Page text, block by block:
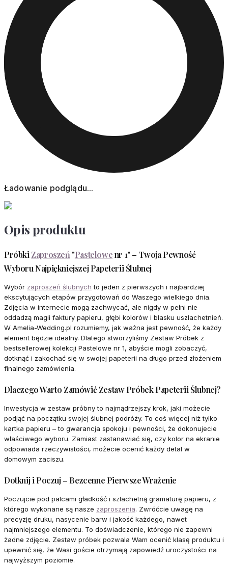
Ładowanie podglądu...
Opis produktu
PróbkiZaproszeń"Pastelowenr 1" – Twoja Pewność
Wyboru Najpiękniejszej Papeterii Ślubnej
Wybór zaproszeń ślubnych to jeden z pierwszych i najbardziej
ekscytujących etapów przygotowań do Waszego wielkiego dnia.
Zdjęcia w internecie mogą zachwycać, ale nigdy w pełni nie
oddadzą magii faktury papieru, głębi kolorów i blasku uszlachetnień.
W Amelia-Wedding.pl rozumiemy, jak ważna jest pewność, że każdy
element będzie idealny. Dlatego stworzyliśmy Zestaw Próbek z
bestsellerowej kolekcji Pastelowe nr 1, abyście mogli zobaczyć,
dotknąć i zakochać się w swojej papeterii na długo przed złożeniem
finalnego zamówienia.
Dlaczego Warto Zamówić Zestaw Próbek Papeterii Ślubnej?
Inwestycja w zestaw próbny to najmądrzejszy krok, jaki możecie
podjąć na początku swojej ślubnej podróży. To coś więcej niż tylko
kartka papieru – to gwarancja spokoju i pewności, że dokonujecie
właściwego wyboru. Zamiast zastanawiać się, czy kolor na ekranie
odpowiada rzeczywistości, możecie ocenić każdy detal w
domowym zaciszu.
Dotknij i Poczuj – Bezcenne Pierwsze Wrażenie
Poczujcie pod palcami gładkość i szlachetną gramaturę papieru, z
którego wykonane są nasze zaproszenia. Zwróćcie uwagę na
precyzję druku, nasycenie barw i jakość każdego, nawet
najmniejszego elementu. To doświadczenie, którego nie zapewni
żadne zdjęcie. Zestaw próbek pozwala Wam ocenić klasę produktu i
upewnić się, że Wasi goście otrzymają zapowiedź uroczystości na
najwyższym poziomie.